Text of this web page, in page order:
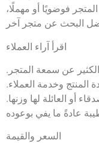
المتجر فوضويًا أو مهملًا،
اقرأ آراء العملاء
عن سمعة المتجر.
المنتج وخدمة العملاء.
أو العائلة لها وزنها.
السعر والقيمة